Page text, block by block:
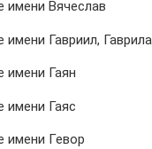
имени Вячеслав
имени Гавриил, Гаврила
имени Гаян
имени Гаяс
имени Гевор